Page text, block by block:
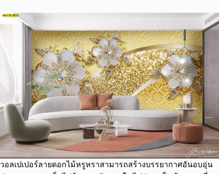
วอลเปเปอร์ลายดอกไม้หรูหราสามารถสร้างบรรยากาศอันอบอุ่น